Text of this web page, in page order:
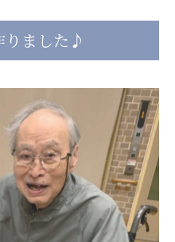
株式会社 鷹揚館
鷹揚館
りました♪